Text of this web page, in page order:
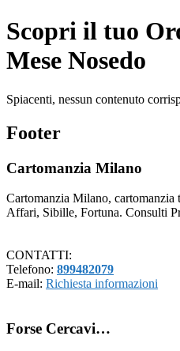
Scopri il tuo
Mese Nosedo
Spiacenti, nessun contenuto
Footer
Cartomanzia Milano
Cartomanzia Milano,
Affari, Sibille, Fortuna. Consulti
CONTATTI:
Telefono: 899482079
E-mail: Richiesta informazioni
Forse Cercavi…